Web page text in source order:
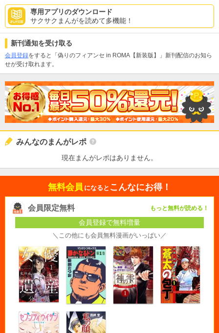
専用アプリのダウンロード
サクサクまんがを読めて多機能！
新刊通知を受け取る
会員登録をすると「偽りのフィアンセ in ROMA【新装版】」新刊配信のお知ら
せが受け取れます。
みんなのまんがレポ
現在まんがレポはありません。
無料会員 になると こんなにお得！
会員限定無料 もっと無料が読める！
会員登録で無料増量
＼この他にも会員無料漫画がいっぱい／